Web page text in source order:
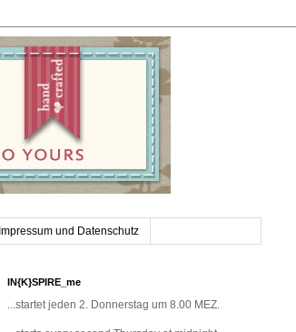
Impressum und Datenschutz
IN{K}SPIRE_me
...startet jeden 2. Donnerstag um 8.00 MEZ.